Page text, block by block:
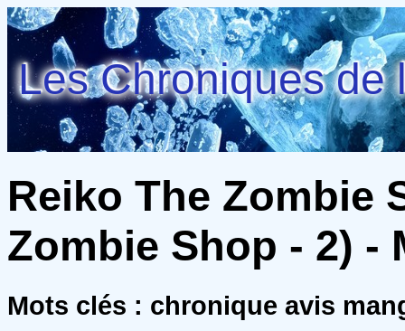
Les Chroniques de
Reiko The Zombie
Zombie Shop - 2) -
Mots clés : chronique avis